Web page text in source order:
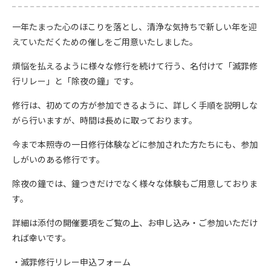
一年たまった心のほこりを落とし、清浄な気持ちで新しい年を迎
えていただくための催しをご用意いたしました。
煩悩を払えるように様々な修行を続けて行う、名付けて「滅罪修
行リレー」と「除夜の鐘」です。
修行は、初めての方が参加できるように、詳しく手順を説明しな
がら行いますが、時間は長めに取っております。
今まで本照寺の一日修行体験などに参加された方たちにも、参加
しがいのある修行です。
除夜の鐘では、鐘つきだけでなく様々な体験もご用意しておりま
す。
詳細は添付の開催要項をご覧の上、お申し込み・ご参加いただけ
れば幸いです。
・滅罪修行リレー申込フォーム